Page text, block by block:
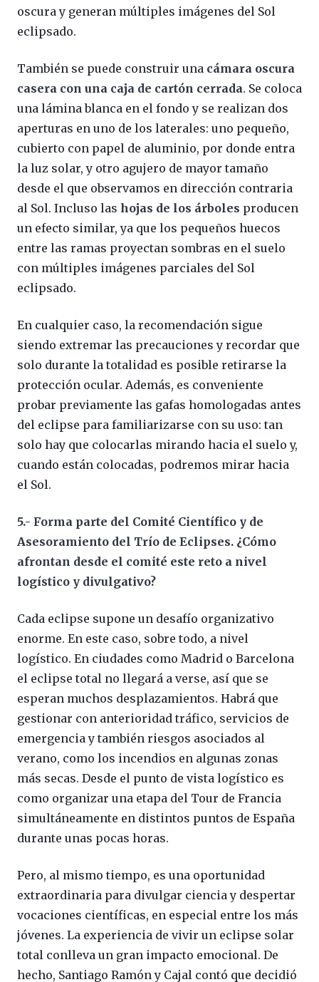
oscura y generan múltiples imágenes del Sol
eclipsado.
También se puede construir una cámara oscura
casera con una caja de cartón cerrada. Se coloca
una lámina blanca en el fondo y se realizan dos
aperturas en uno de los laterales: uno pequeño,
cubierto con papel de aluminio, por donde entra
la luz solar, y otro agujero de mayor tamaño
desde el que observamos en dirección contraria
al Sol. Incluso las hojas de los árboles producen
un efecto similar, ya que los pequeños huecos
entre las ramas proyectan sombras en el suelo
con múltiples imágenes parciales del Sol
eclipsado.
En cualquier caso, la recomendación sigue
siendo extremar las precauciones y recordar que
solo durante la totalidad es posible retirarse la
protección ocular. Además, es conveniente
probar previamente las gafas homologadas antes
del eclipse para familiarizarse con su uso: tan
solo hay que colocarlas mirando hacia el suelo y,
cuando están colocadas, podremos mirar hacia
el Sol.
5.- Forma parte del Comité Científico y de
Asesoramiento del Trío de Eclipses. ¿Cómo
afrontan desde el comité este reto a nivel
logístico y divulgativo?
Cada eclipse supone un desafío organizativo
enorme. En este caso, sobre todo, a nivel
logístico. En ciudades como Madrid o Barcelona
el eclipse total no llegará a verse, así que se
esperan muchos desplazamientos. Habrá que
gestionar con anterioridad tráfico, servicios de
emergencia y también riesgos asociados al
verano, como los incendios en algunas zonas
más secas. Desde el punto de vista logístico es
como organizar una etapa del Tour de Francia
simultáneamente en distintos puntos de España
durante unas pocas horas.
Pero, al mismo tiempo, es una oportunidad
extraordinaria para divulgar ciencia y despertar
vocaciones científicas, en especial entre los más
jóvenes. La experiencia de vivir un eclipse solar
total conlleva un gran impacto emocional. De
hecho, Santiago Ramón y Cajal contó que decidió